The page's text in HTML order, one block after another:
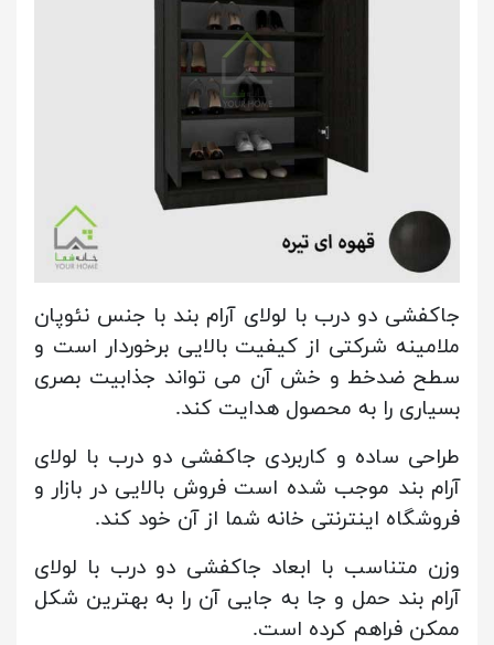
جاکفشی دو درب با لولای آرام بند با جنس نئوپان
ملامینه شرکتی از کیفیت بالایی برخوردار است و
سطح ضدخط و خش آن می تواند جذابیت بصری
بسیاری را به محصول هدایت کند.
طراحی ساده و کاربردی جاکفشی دو درب با لولای
آرام بند موجب شده است فروش بالایی در بازار و
فروشگاه اینترنتی خانه شما از آن خود کند.
وزن متناسب با ابعاد جاکفشی دو درب با لولای
آرام بند حمل و جا به جایی آن را به بهترین شکل
ممکن فراهم کرده است.